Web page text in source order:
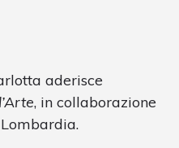
aderisce
, in collaborazione